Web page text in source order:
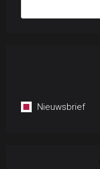
Nieuwsbrief